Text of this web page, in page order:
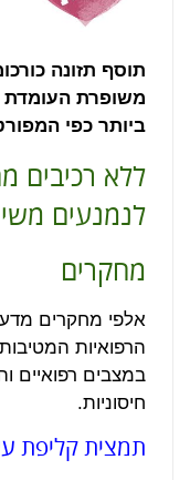
משופרת העומדת
ביותר כפי
ללא רכיבים
לנמנעים
מחקרים
אלפי מחקרים
הרפואיות
במצבים רפואיים
חיסוניות.
תמצית קליפת